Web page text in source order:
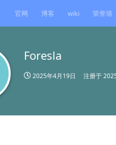
官网 博客 wiki 荣誉墙
Foresla
2025年4月19日 注册于